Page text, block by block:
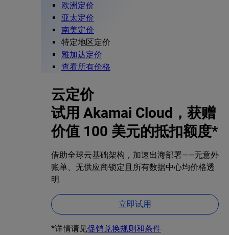
欧洲定价
亚太定价
南美定价
特定地区定价
雅加达定价
查看所有价格
云定价
试用 Akamai Cloud，获赠
价值 100 美元的抵扣额度*
借助全球云基础架构，加速出海部署——无意外
账单、无供应商锁定且所有数据中心均价格透
明
立即试用
*详情请见促销兑换规则和条件